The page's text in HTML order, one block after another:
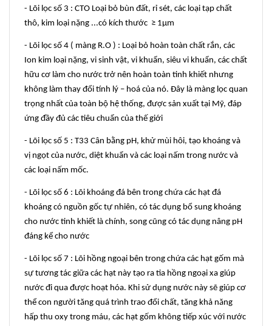
- Lõi lọc số 3 : CTO Loại bỏ bùn đất, rỉ sét, các loại tạp chất
thô, kim loại nặng ...có kích thước ≥ 1µm
- Lõi lọc số 4 ( màng R.O ) : Loại bỏ hoàn toàn chất rắn, các
Ion kim loại nặng, vi sinh vật, vi khuẩn, siêu vi khuẩn, các chất
hữu cơ làm cho nước trở nên hoàn toàn tinh khiết nhưng
không làm thay đổi tính lý – hoá của nó. Đây là màng lọc quan
trọng nhất của toàn bộ hệ thống, được sản xuất tại Mỹ, đáp
ứng đầy đủ các tiêu chuẩn của thế giới
- Lõi lọc số 5 : T33 Cân bằng pH, khử mùi hôi, tạo khoáng và
vị ngọt của nước, diệt khuẩn và các loại nấm trong nước và
các loại nấm mốc.
- Lõi lọc số 6 : Lõi khoáng đá bên trong chứa các hạt đá
khoáng có nguồn gốc tự nhiên, có tác dụng bổ sung khoáng
cho nước tinh khiết là chính, song cũng có tác dụng nâng pH
đáng kể cho nước
- Lõi lọc số 7 : Lõi hồng ngoại bên trong chứa các hạt gốm mà
sự tương tác giữa các hạt này tạo ra tia hồng ngoại xa giúp
nước đi qua được hoạt hóa. Khi sử dụng nước này sẽ giúp cơ
thể con người tăng quá trình trao đổi chất, tăng khả năng
hấp thu oxy trong máu, các hạt gốm không tiếp xúc với nước